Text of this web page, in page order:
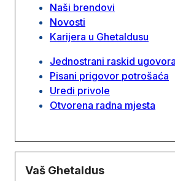
Naši brendovi
Novosti
Karijera u Ghetaldusu
Jednostrani raskid ugovora
Pisani prigovor potrošaća
Uredi privole
Otvorena radna mjesta
Vaš Ghetaldus